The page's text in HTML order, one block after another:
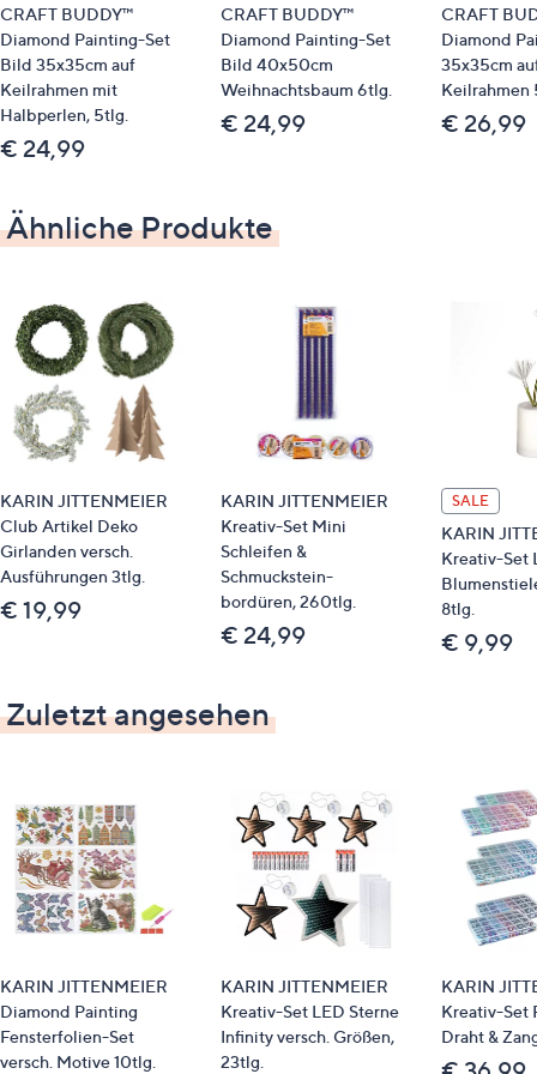
CRAFT BUDDY™
Diamond Painting-Set
Bild 35x35cm auf
Keilrahmen mit
Halbperlen, 5tlg.
€ 24,99
CRAFT BUDDY™
Diamond Painting-Set
Bild 40x50cm
Weihnachtsbaum 6tlg.
€ 24,99
CRAFT
Diamond
35x35cm
Keilrahmen
€ 26,99
Ähnliche Produkte
KARIN JITTENMEIER
Club Artikel Deko
Girlanden versch.
Ausführungen 3tlg.
€ 19,99
KARIN JITTENMEIER
Kreativ-Set Mini
Schleifen &
Schmuckstein-
bordüren, 260tlg.
€ 24,99
SALE
KARIN
Kreativ-Set
8tlg.
€ 9,99
Zuletzt angesehen
KARIN JITTENMEIER
Diamond Painting
Fensterfolien-Set
versch. Motive 10tlg.
KARIN JITTENMEIER
Kreativ-Set LED Sterne
Infinity versch. Größen,
23tlg.
KARIN
Kreativ-Set
Draht &